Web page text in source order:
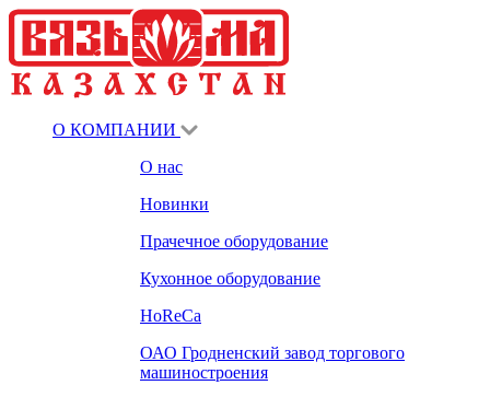
О КОМПАНИИ
О нас
Новинки
Прачечное оборудование
Кухонное оборудование
HoReCa
ОАО Гродненский завод торгового
машиностроения